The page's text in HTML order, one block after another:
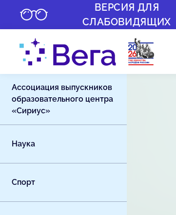
ВЕРСИЯ ДЛЯ
СЛАБОВИДЯЩИХ
Ассоциация выпускников
образовательного центра
«Сириус»
Наука
Спорт